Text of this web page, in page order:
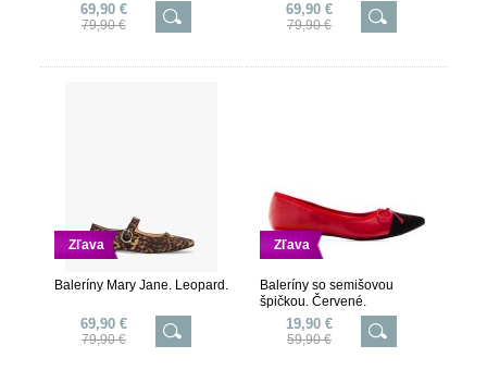
69,90 €
79,90 €
69,90 €
79,90 €
Zľava
Baleríny Mary Jane. Leopard.
69,90 €
79,90 €
Zľava
Baleríny so semišovou
špičkou. Červené.
19,90 €
59,90 €